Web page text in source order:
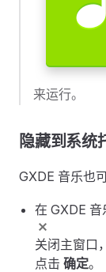
来运行。
隐藏到系统
GXDE 音乐也
在 GXDE
关闭主窗口
点击 确定。